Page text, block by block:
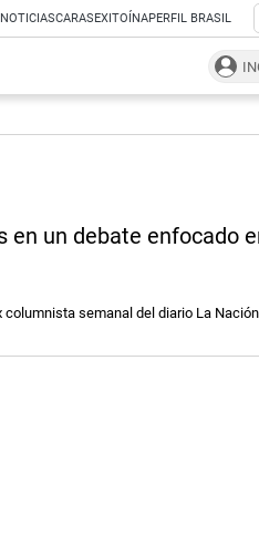
NOTICIASCARASEXITOÍNAPERFIL BRASIL
un debate enfocado
semanal del diario La